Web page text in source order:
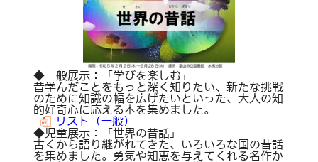
◆一般展示：「学びを楽しむ」
昔学んだことをもっと深く知りたい、新たな挑戦
のために知識の幅を広げたいといった、大人の知
的好奇心に応える本を集めました。
リスト（一般）
◆児童展示：「世界の昔話」
古くから語り継がれてきた、いろいろな国の昔話
を集めました。勇気や知恵を与えてくれる名作か